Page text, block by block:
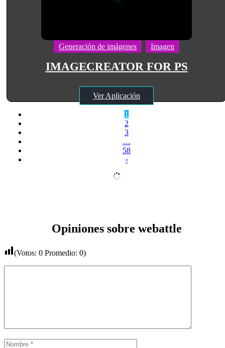
Generación de imágenes Imagen
IMAGECREATOR FOR PS
Ver Aplicación
1
2
3
…
58
›
Opiniones sobre webattle
(Votos: 0 Promedio: 0)
Nombre